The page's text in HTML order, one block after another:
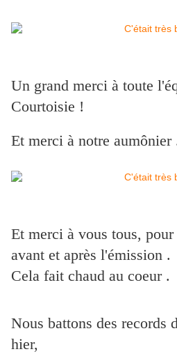
Un grand merci à toute
Courtoisie !
Et merci à notre aumônier
Et merci à vous tous, pour
avant et après l'émission .
Cela fait chaud au coeur .
Nous battons des records
hier,